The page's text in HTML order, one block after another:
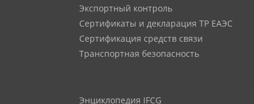
Экспортный контроль
Сертификаты и декларация ТР ЕАЭС
Сертификация средств связи
Транспортная безопасность
Энциклопедия IFCG